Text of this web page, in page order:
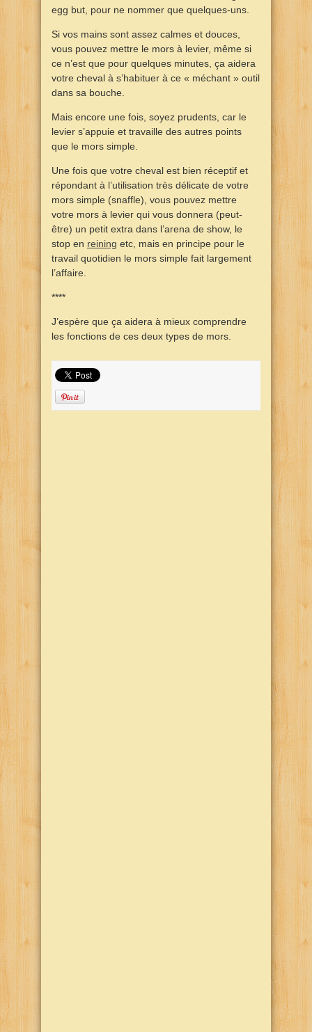
egg but, pour ne nommer que quelques-uns.
Si vos mains sont assez calmes et douces,
vous pouvez mettre le mors à levier, même si
ce n’est que pour quelques minutes, ça aidera
votre cheval à s’habituer à ce « méchant » outil
dans sa bouche.
Mais encore une fois, soyez prudents, car le
levier s’appuie et travaille des autres points
que le mors simple.
Une fois que votre cheval est bien réceptif et
répondant à l’utilisation très délicate de votre
mors simple (snaffle), vous pouvez mettre
votre mors à levier qui vous donnera (peut-
être) un petit extra dans l’arena de show, le
stop en reining etc, mais en principe pour le
travail quotidien le mors simple fait largement
l’affaire.
****
J’espère que ça aidera à mieux comprendre
les fonctions de ces deux types de mors.